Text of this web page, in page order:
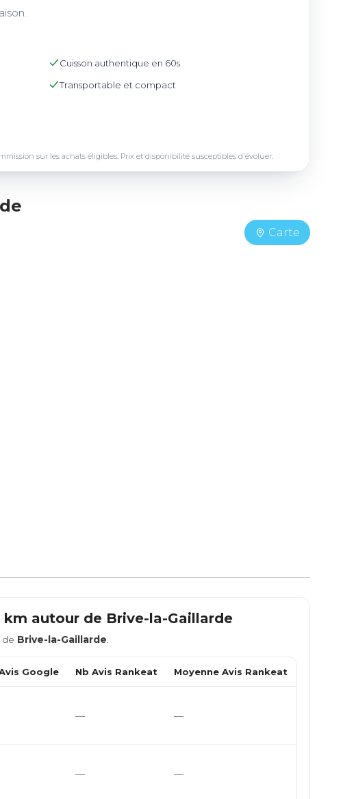
Cuisson authentique en 60s
Transportable et compact
sur les achats éligibles. Prix et disponibilité susceptibles d'évoluer.
Carte
km autour de Brive-la-Gaillarde
Brive-la-Gaillarde.
Google Nb Avis Rankeat Moyenne Avis Rankeat
— —
— —